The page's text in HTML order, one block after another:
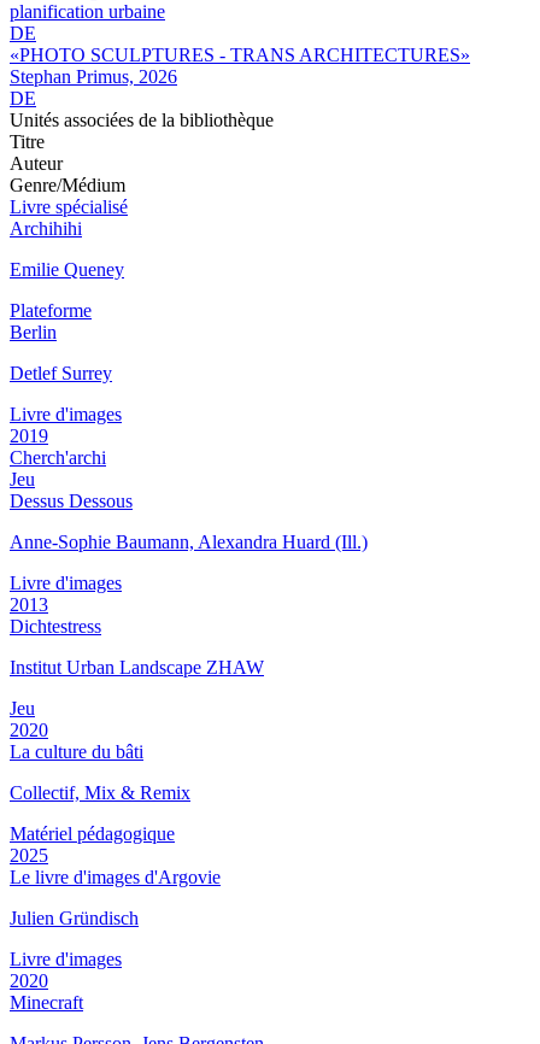
planification urbaine
DE
«PHOTO SCULPTURES - TRANS ARCHITECTURES»
Stephan Primus, 2026
DE
Unités associées de la bibliothèque
Titre
Auteur
Genre/Médium
Livre spécialisé
Archihihi
Emilie Queney
Plateforme
Berlin
Detlef Surrey
Livre d'images
2019
Cherch'archi
Jeu
Dessus Dessous
Anne-Sophie Baumann, Alexandra Huard (Ill.)
Livre d'images
2013
Dichtestress
Institut Urban Landscape ZHAW
Jeu
2020
La culture du bâti
Collectif, Mix & Remix
Matériel pédagogique
2025
Le livre d'images d'Argovie
Julien Gründisch
Livre d'images
2020
Minecraft